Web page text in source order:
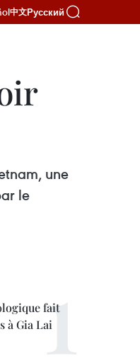
中文Русский
une
le
fait
à Gia Lai